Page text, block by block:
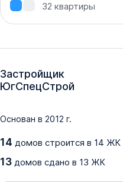
32 квартиры
Застройщик
ЮгСпецСтрой
Основан в 2012 г.
14 домов строится в 14 ЖК
13 домов сдано в 13 ЖК